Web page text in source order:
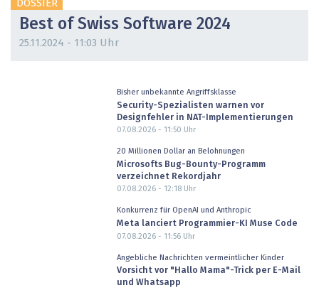
DOSSIER
Best of Swiss Software 2024
25.11.2024 - 11:03 Uhr
Bisher unbekannte Angriffsklasse
Security-Spezialisten warnen vor
Designfehler in NAT-Implementierungen
07.08.2026 - 11:50 Uhr
20 Millionen Dollar an Belohnungen
Microsofts Bug-Bounty-Programm
verzeichnet Rekordjahr
07.08.2026 - 12:18Uhr
Konkurrenz für OpenAI und Anthropic
Meta lanciert Programmier-KI Muse Code
07.08.2026 - 11:56Uhr
Angebliche Nachrichten vermeintlicher Kinder
Vorsicht vor "Hallo Mama"-Trick per E-Mail
und Whatsapp